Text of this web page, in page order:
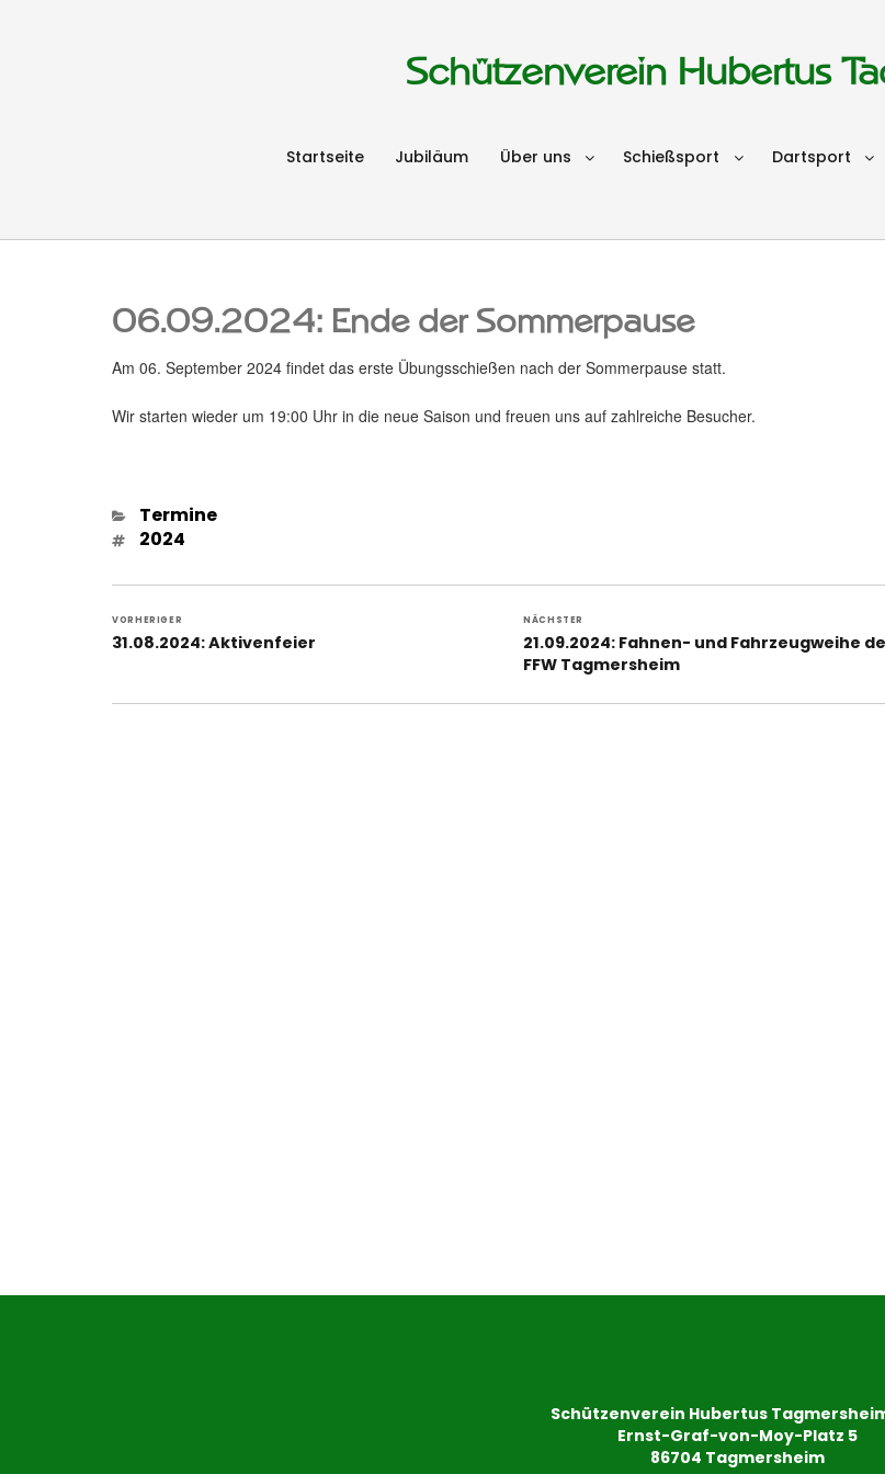
Schützenverein Hubertus
Startseite Jubiläum Über uns Schießsport Dartsport
06.09.2024: Ende der Sommerpause
Am 06. September 2024 findet das erste Übungsschießen nach der Sommerpause statt.
Wir starten wieder um 19:00 Uhr in die neue Saison und freuen uns auf zahlreiche Besucher.
Kategorien
Termine
Schlagwörter
2024
VORHERIGER
Vorheriger
31.08.2024: Aktivenfeier
NÄCHSTER
Nächster
Beitrag:
21.09.2024: Fahnen- und Fahrzeugweihe
FFW Tagmersheim
Schützenverein Hubertus
Ernst-Graf-von-Moy-Platz 5
86704 Tagmersheim